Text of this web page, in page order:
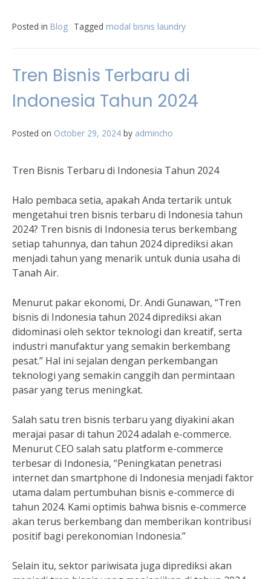
Posted in Blog Tagged modal bisnis laundry
Tren Bisnis Terbaru di
Indonesia Tahun 2024
Posted on October 29, 2024 by admincho
Tren Bisnis Terbaru di Indonesia Tahun 2024
Halo pembaca setia, apakah Anda tertarik untuk
mengetahui tren bisnis terbaru di Indonesia tahun
2024? Tren bisnis di Indonesia terus berkembang
setiap tahunnya, dan tahun 2024 diprediksi akan
menjadi tahun yang menarik untuk dunia usaha di
Tanah Air.
Menurut pakar ekonomi, Dr. Andi Gunawan, “Tren
bisnis di Indonesia tahun 2024 diprediksi akan
didominasi oleh sektor teknologi dan kreatif, serta
industri manufaktur yang semakin berkembang
pesat.” Hal ini sejalan dengan perkembangan
teknologi yang semakin canggih dan permintaan
pasar yang terus meningkat.
Salah satu tren bisnis terbaru yang diyakini akan
merajai pasar di tahun 2024 adalah e-commerce.
Menurut CEO salah satu platform e-commerce
terbesar di Indonesia, “Peningkatan penetrasi
internet dan smartphone di Indonesia menjadi faktor
utama dalam pertumbuhan bisnis e-commerce di
tahun 2024. Kami optimis bahwa bisnis e-commerce
akan terus berkembang dan memberikan kontribusi
positif bagi perekonomian Indonesia.”
Selain itu, sektor pariwisata juga diprediksi akan